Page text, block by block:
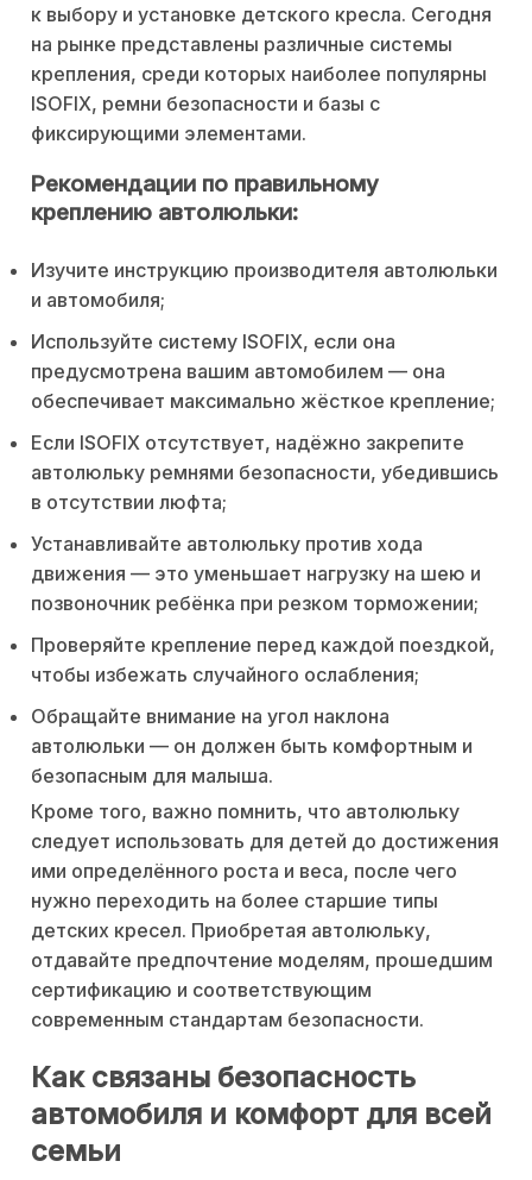
к выбору и установке детского кресла. Сегодня
на рынке представлены различные системы
крепления, среди которых наиболее популярны
ISOFIX, ремни безопасности и базы с
фиксирующими элементами.
Рекомендации по правильному
креплению автолюльки:
Изучите инструкцию производителя автолюльки
и автомобиля;
Используйте систему ISOFIX, если она
предусмотрена вашим автомобилем — она
обеспечивает максимально жёсткое крепление;
Если ISOFIX отсутствует, надёжно закрепите
автолюльку ремнями безопасности, убедившись
в отсутствии люфта;
Устанавливайте автолюльку против хода
движения — это уменьшает нагрузку на шею и
позвоночник ребёнка при резком торможении;
Проверяйте крепление перед каждой поездкой,
чтобы избежать случайного ослабления;
Обращайте внимание на угол наклона
автолюльки — он должен быть комфортным и
безопасным для малыша.
Кроме того, важно помнить, что автолюльку
следует использовать для детей до достижения
ими определённого роста и веса, после чего
нужно переходить на более старшие типы
детских кресел. Приобретая автолюльку,
отдавайте предпочтение моделям, прошедшим
сертификацию и соответствующим
современным стандартам безопасности.
Как связаны безопасность
автомобиля и комфорт для всей
семьи